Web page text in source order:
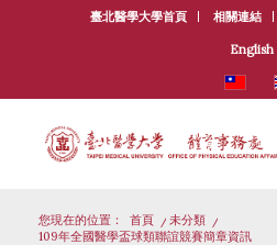
臺北醫學大學首頁 相關連結
English
您現在的位置： 首頁 / 未分類
/
109年全國醫學盃球類聯誼競賽簡章資訊